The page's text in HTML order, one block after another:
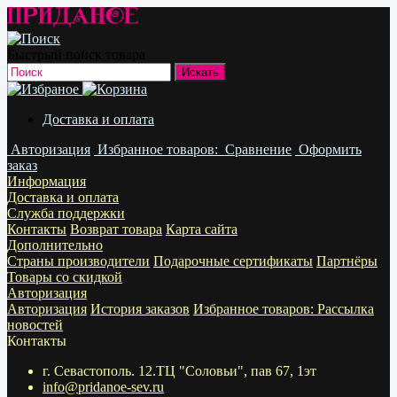
Доставка и оплата
Авторизация Избранное товаров: Сравнение Оформить
заказ
Информация
Доставка и оплата
Служба поддержки
Контакты Возврат товара Карта сайта
Дополнительно
Страны производители Подарочные сертификаты Партнёры
Товары со скидкой
Авторизация
Авторизация История заказов Избранное товаров: Рассылка
новостей
Контакты
г. Севастополь. 12.ТЦ "Соловьи", пав 67, 1эт
info@pridanoe-sev.ru